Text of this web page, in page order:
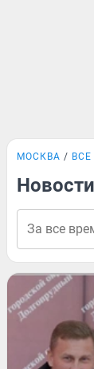
МОСКВА